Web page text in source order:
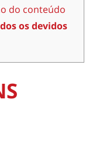
do conteúdo
os devidos